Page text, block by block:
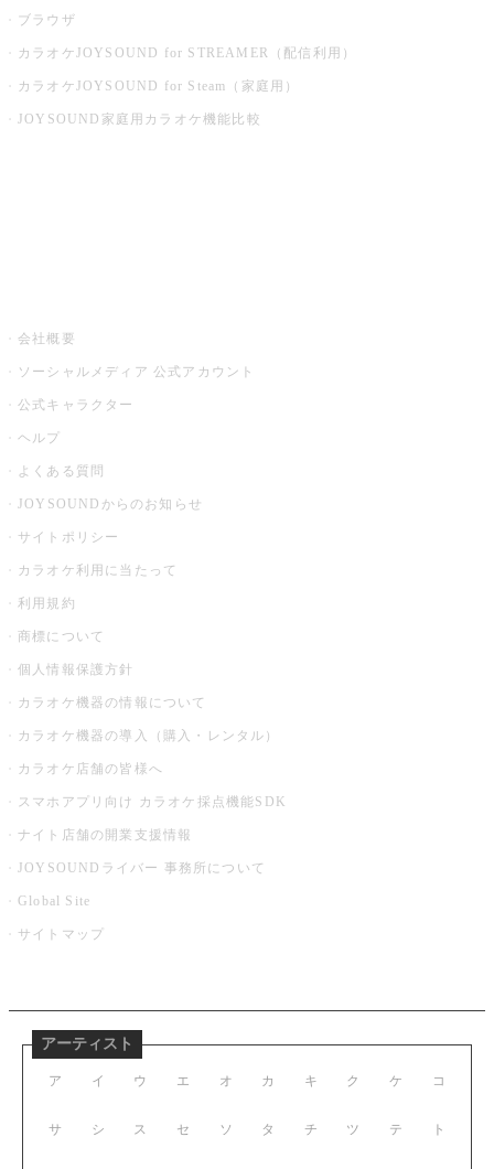
ブラウザ
カラオケJOYSOUND for STREAMER（配信利用）
カラオケJOYSOUND for Steam（家庭用）
JOYSOUND家庭用カラオケ機能比較
会社概要
ソーシャルメディア 公式アカウント
公式キャラクター
ヘルプ
よくある質問
JOYSOUNDからのお知らせ
サイトポリシー
カラオケ利用に当たって
利用規約
商標について
個人情報保護方針
カラオケ機器の情報について
カラオケ機器の導入（購入・レンタル）
カラオケ店舗の皆様へ
スマホアプリ向け カラオケ採点機能SDK
ナイト店舗の開業支援情報
JOYSOUNDライバー 事務所について
Global Site
サイトマップ
アーティスト
ア イ ウ エ オ
サ シ ス セ ソ
カ キ ク ケ コ
タ チ ツ テ ト